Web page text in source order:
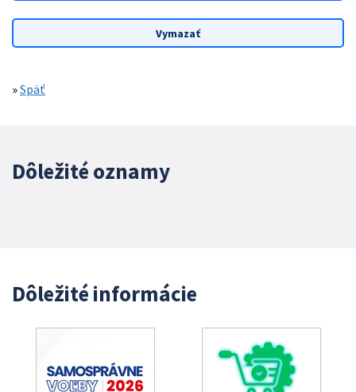
»Späť
Dôležité oznamy
Dôležité informácie